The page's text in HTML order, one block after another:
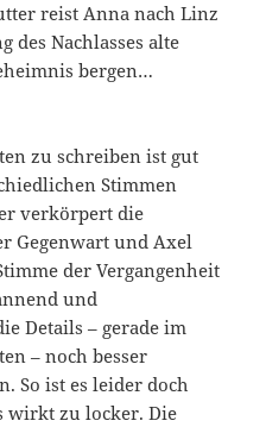
reist Anna nach Linz
des Nachlasses alte
bergen…
zu schreiben ist gut
Stimmen
verkörpert die
Gegenwart und Axel
der Vergangenheit
und
Details – gerade im
– noch besser
So ist es leider doch
wirkt zu locker. Die